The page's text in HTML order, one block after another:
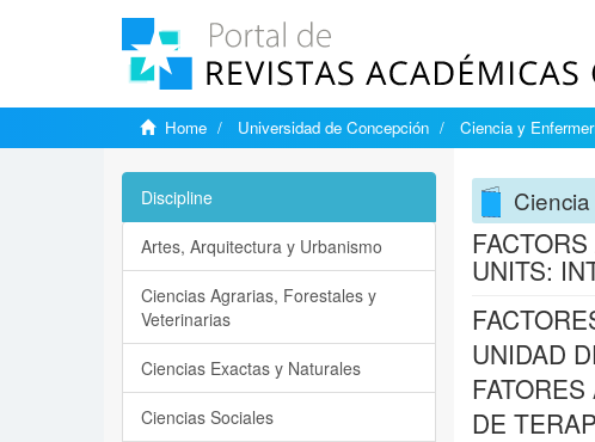
Home Universidad de Concepción Ciencia y
UNITS:
UNIDAD
DE
Discipline
Artes, Arquitectura y Urbanismo
Ciencias Agrarias, Forestales y
Veterinarias
Ciencias Exactas y Naturales
Ciencias Sociales